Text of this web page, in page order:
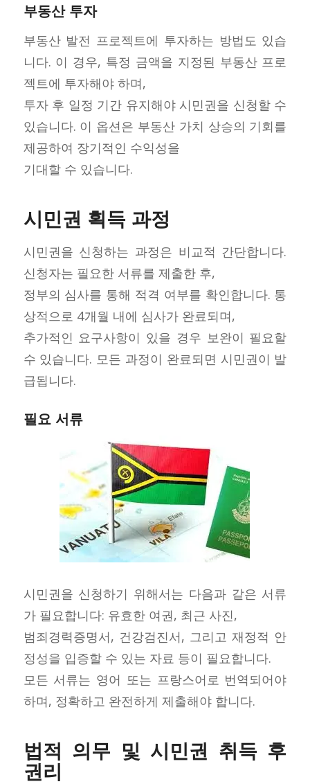
부동산 투자
부동산 발전 프로젝트에 투자하는 방법도 있습
니다. 이 경우, 특정 금액을 지정된 부동산 프로
젝트에 투자해야 하며,
투자 후 일정 기간 유지해야 시민권을 신청할 수
있습니다. 이 옵션은 부동산 가치 상승의 기회를
제공하여 장기적인 수익성을
기대할 수 있습니다.
시민권 획득 과정
시민권을 신청하는 과정은 비교적 간단합니다.
신청자는 필요한 서류를 제출한 후,
정부의 심사를 통해 적격 여부를 확인합니다. 통
상적으로 4개월 내에 심사가 완료되며,
추가적인 요구사항이 있을 경우 보완이 필요할
수 있습니다. 모든 과정이 완료되면 시민권이 발
급됩니다.
필요 서류
시민권을 신청하기 위해서는 다음과 같은 서류
가 필요합니다: 유효한 여권, 최근 사진,
범죄경력증명서, 건강검진서, 그리고 재정적 안
정성을 입증할 수 있는 자료 등이 필요합니다.
모든 서류는 영어 또는 프랑스어로 번역되어야
하며, 정확하고 완전하게 제출해야 합니다.
법적 의무 및 시민권 취득 후
권리